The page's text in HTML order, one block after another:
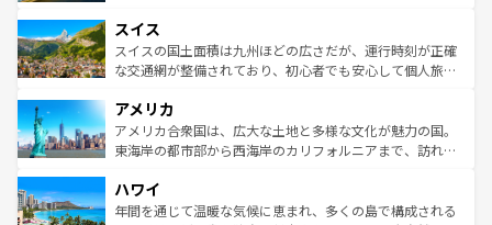
れる地方に足を運ぶとそれぞれで全く異なる文化を体験で
きるだろう。 なお、新着のフランス情報はコンテンツ一覧
を参照してほしい。
は、お酒好きな人にはぜひ体験してほしい。 なお、新着の
ドイツ情報はコンテンツ一覧を参照してほしい。
リアごとに異なる魅力がある。また、優雅なアフタヌーン
ティー、ビール好きにはたまらない英国パブ、サッカー観
戦など、本場だからこそできる体験も豊富。イギリスを旅
ンツ一覧を参照してほしい。
スイス
スイスの国土面積は九州ほどの広さだが、運行時刻が正確
な交通網が整備されており、初心者でも安心して個人旅行
の建物がそのまま残る町や、スイスならではのユニークな
博物館もあり、アルプス観光だけでなく町歩きも満喫する
ことができる。国民の所得が高いため物価も高いが、旅行
ば市内交通費無料で観光を楽しむこともできる。 なお、新
着のスイス情報はコンテンツ一覧 を参照してほしい。
アメリカ
アメリカ合衆国は、広大な土地と多様な文化が魅力の国。
東海岸の都市部から西海岸のカリフォルニアまで、訪れる
のような巨大都市は、観光、ショッピング、エンターテイ
ンメントが詰まった刺激的なスポットだ。一方、アメリカ
ハワイ
年間を通じて温暖な気候に恵まれ、多くの島で構成される